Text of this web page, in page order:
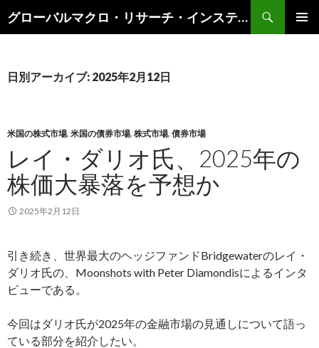
グローバルマクロ・リサーチ・インスティテュート
索
ン
キ
ッ
プ
日別アーカイブ: 2025年2月12日
米国の株式市場, 米国の債券市場, 株式市場, 債券市場
レイ・ダリオ氏、2025年の
株価大暴落を予想か
2025年2月12日
引き続き、世界最大のヘッジファンドBridgewaterのレイ・
ダリオ氏の、Moonshots with Peter Diamondisによるインタ
ビューである。
今回はダリオ氏が2025年の金融市場の見通しについて語っ
ている部分を紹介したい。